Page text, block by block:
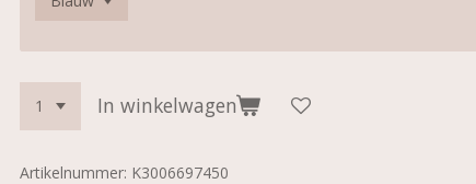
In winkelwagen
Artikelnummer: K3006697450